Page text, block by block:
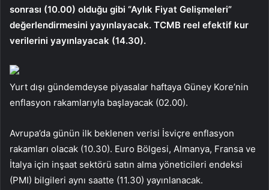
sonrası (10.00) olduğu gibi “Aylık Fiyat Gelişmeleri”
değerlendirmesini yayınlayacak. TCMB reel efektif kur
verilerini yayınlayacak (14.30).
Yurt dışı gündemdeyse piyasalar haftaya Güney Kore’nin
enflasyon rakamlarıyla başlayacak (02.00).
Avrupa’da günün ilk beklenen verisi İsviçre enflasyon
rakamları olacak (10.30). Euro Bölgesi, Almanya, Fransa ve
İtalya için inşaat sektörü satın alma yöneticileri endeksi
(PMI) bilgileri aynı saatte (11.30) yayınlanacak.